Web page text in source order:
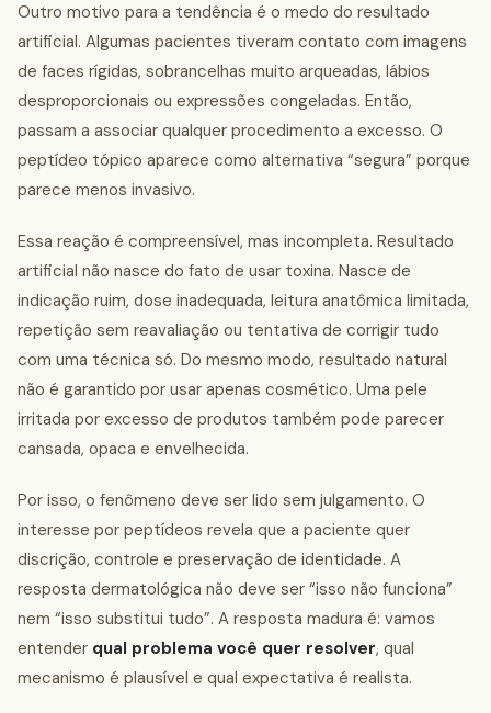
Outro motivo para a tendência é o medo do resultado
artificial. Algumas pacientes tiveram contato com imagens
de faces rígidas, sobrancelhas muito arqueadas, lábios
desproporcionais ou expressões congeladas. Então,
passam a associar qualquer procedimento a excesso. O
peptídeo tópico aparece como alternativa “segura” porque
parece menos invasivo.
Essa reação é compreensível, mas incompleta. Resultado
artificial não nasce do fato de usar toxina. Nasce de
indicação ruim, dose inadequada, leitura anatômica limitada,
repetição sem reavaliação ou tentativa de corrigir tudo
com uma técnica só. Do mesmo modo, resultado natural
não é garantido por usar apenas cosmético. Uma pele
irritada por excesso de produtos também pode parecer
cansada, opaca e envelhecida.
Por isso, o fenômeno deve ser lido sem julgamento. O
interesse por peptídeos revela que a paciente quer
discrição, controle e preservação de identidade. A
resposta dermatológica não deve ser “isso não funciona”
nem “isso substitui tudo”. A resposta madura é: vamos
entender qual problema você quer resolver, qual
mecanismo é plausível e qual expectativa é realista.